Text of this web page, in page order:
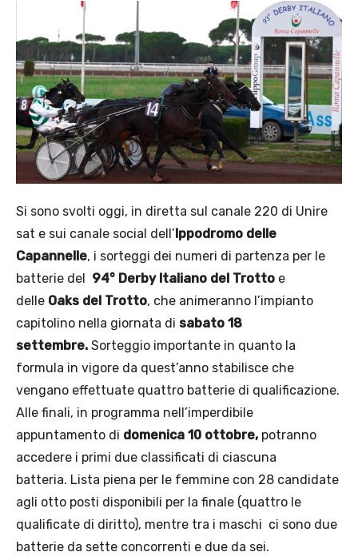
Si sono svolti oggi, in diretta sul canale 220 di Unire
sat e sui canale social dell’Ippodromo delle
Capannelle, i sorteggi dei numeri di partenza per le
batterie del 94° Derby Italiano del Trotto e
delle Oaks del Trotto, che animeranno l’impianto
capitolino nella giornata di sabato 18
settembre. Sorteggio importante in quanto la
formula in vigore da quest’anno stabilisce che
vengano effettuate quattro batterie di qualificazione.
Alle finali, in programma nell’imperdibile
appuntamento di domenica 10 ottobre, potranno
accedere i primi due classificati di ciascuna
batteria. Lista piena per le femmine con 28 candidate
agli otto posti disponibili per la finale (quattro le
qualificate di diritto), mentre tra i maschi ci sono due
batterie da sette concorrenti e due da sei.